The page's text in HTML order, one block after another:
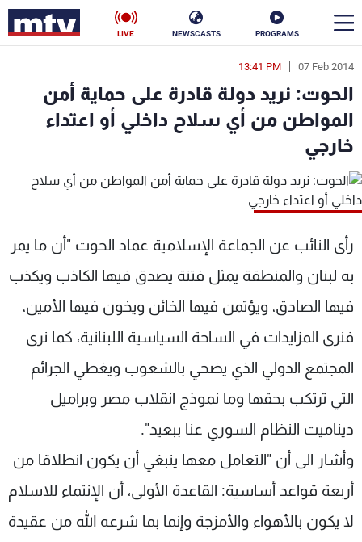
PROGRAMS
NEWSCASTS
LIVE
07 Feb 2014
13:41 PM
الحوت: نريد دولة قادرة على حماية أمن
المواطن من أي سلاح داخلي أو اعتداء
خارجي
رأى النائب عن الجماعة الإسلامية عماد الحوت "أن ما يمر
به لبنان والمنطقة يمثل فتنة يصدق فيها الكاذب ويكذب
فيها الصادق، ويؤتمن فيها الخائن ويخون فيها الأمين،
فنرى المزايدات في الساحة السياسية اللبنانية، كما نرى
المجتمع الدولي الذي يضحي بالشعوب ويغطي الجرائم
التي ترتكب بحقها وما نموذج انقلاب مصر وبراميل
ديناميت النظام السوري عنا ببعيد".
وأشار الى أن "التعامل معها ينبغي أن يكون انطلاقا من
أربعة قواعد أساسية: القاعدة الأولى، أن الإنتماء للاسلام
لا يكون بالأهواء والأمزجة وإنما بما شرعه الله من عقيدة
en
الأخبار
سياسة
إقتصاد فن
البرامج
جدول البرامج
شاهد البرامج
الترددات
عن MTV
الإنـتـاج
لاعلاناتكم
وظائف
تواصل معنا
شروط الإسـتخدام